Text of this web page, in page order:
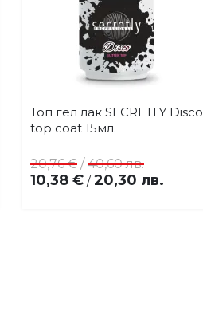
Купи
Топ гел лак SECRETLY Disco
top coat 15мл.
10,38 € / 20,30 лв.
20,76 € /40,60 лв.